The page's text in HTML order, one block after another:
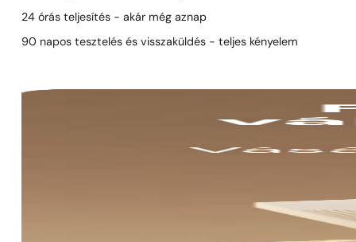
24 órás teljesítés - akár még aznap
90 napos tesztelés és visszaküldés - teljes kényelem